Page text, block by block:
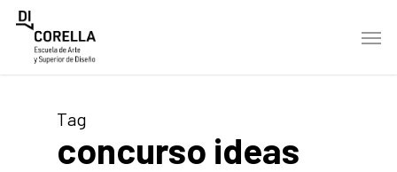
Skip
Menu
Tag
concurso ideas